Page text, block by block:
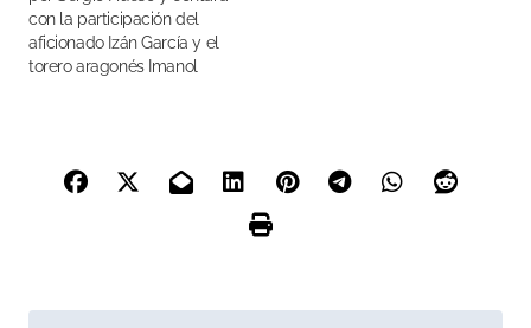
con la participación del
aficionado Izán García y el
torero aragonés Imanol